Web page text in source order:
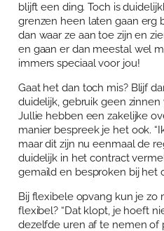
blijft een ding. Toch is
grenzen heen laten gaan erg
dan waar ze aan toe zijn en
en gaan er dan meestal wel
immers speciaal voor jou!
Gaat het dan toch mis? Blijf
duidelijk, gebruik geen
Jullie hebben een zakelijke
manier bespreek je het ook.
maar dit zijn nu eenmaal de
duidelijk in het contract
gemaild en besproken bij het
Bij flexibele opvang kun je zo
flexibel? “Dat klopt, je hoeft
dezelfde uren af te nemen of